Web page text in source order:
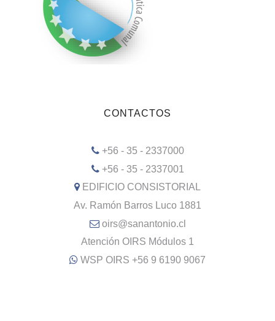
CONTACTOS
+56 - 35 - 2337000
+56 - 35 - 2337001
EDIFICIO CONSISTORIAL
Av. Ramón Barros Luco 1881
oirs@sanantonio.cl
Atención OIRS Módulos 1
WSP OIRS +56 9 6190 9067